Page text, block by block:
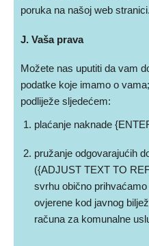
poruka na našoj web stranici.
J. Vaša prava
Možete nas uputiti da vam
podatke koje imamo o
podliježe sljedećem:
plaćanje naknade
pružanje odgovarajućih
({ADJUST TEXT TO
svrhu obično
ovjerene kod javnog
računa za komunalne